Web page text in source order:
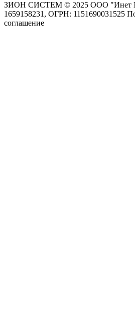
ЗИОН СИСТЕМ © 2025 ООО "Инет
1659158231, ОГРН: 1151690031525
соглашение